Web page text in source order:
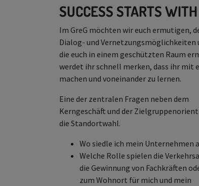
SUCCESS STARTS
Im GreG möchten wir euch ermutigen,
Dialog- und
die euch in einem geschützten Raum
werdet ihr schnell merken, dass ihr mit
machen und voneinander zu lernen.
Eine der zentralen Fragen neben dem
Kerngeschäft und der
die Standortwahl.
Wo siedle ich mein Unternehmen
Welche Rolle spielen die
die Gewinnung von Fachkräften
zum Wohnort für mich und mein